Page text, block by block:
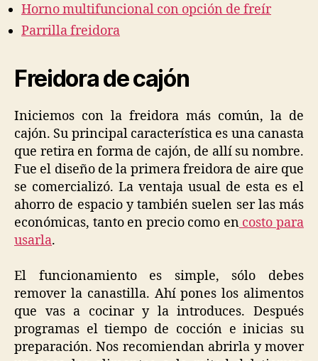
Horno multifuncional con opción de freír
Parrilla freidora
Freidora de cajón
Iniciemos con la freidora más común, la de
cajón. Su principal característica es una canasta
que retira en forma de cajón, de allí su nombre.
Fue el diseño de la primera freidora de aire que
se comercializó. La ventaja usual de esta es el
ahorro de espacio y también suelen ser las más
económicas, tanto en precio como encosto para
usarla.
El funcionamiento es simple, sólo debes
remover la canastilla. Ahí pones los alimentos
que vas a cocinar y la introduces. Después
programas el tiempo de cocción e inicias su
preparación. Nos recomiendan abrirla y mover